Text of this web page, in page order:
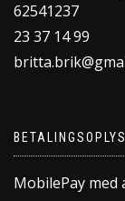
62541237
23 37 14 99
MobilePay med